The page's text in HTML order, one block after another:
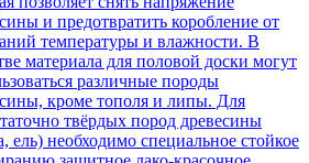
и предотвратить коробление от
температуры и влажности. В
материала для половой доски могут
различные породы
кроме тополя и липы. Для
твёрдых пород древесины
ель) необходимо специальное стойкое